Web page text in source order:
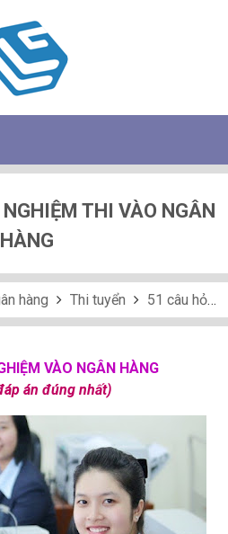
THI VÀO NGÂN
HÀNG
hàng Thi tuyển 51 câu hỏi trắc nghiệm thi vào ngân hàng
VÀO NGÂN HÀNG
án đúng nhất)